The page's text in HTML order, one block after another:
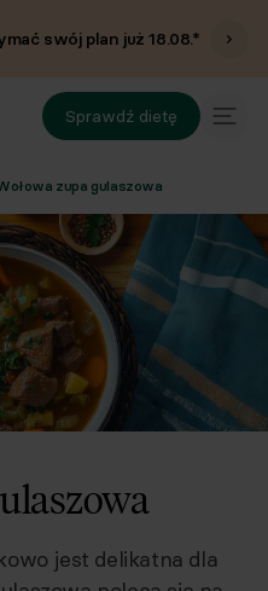
swój plan już18.08.*
Sprawdź dietę
zupa gulaszowa
jest delikatna dla